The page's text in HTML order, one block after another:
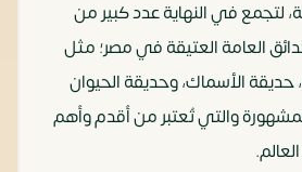
لتجمع في النهاية عدد كبير من
العامة العتيقة في مصر؛ مثل
حديقة الأسماك، وحديقة الحيوان
والتي تُعتبر من أقدم وأهم